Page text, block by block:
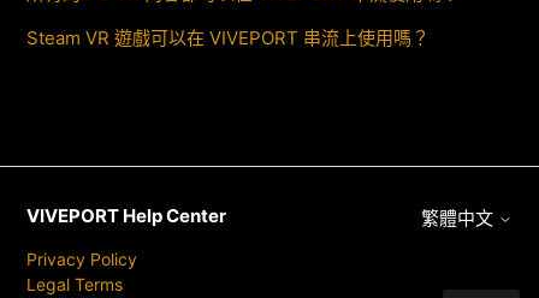
Steam VR 遊戲可以在 VIVEPORT 串流上使用嗎？
VIVEPORT Help Center
Privacy Policy
Legal Terms
繁體中文